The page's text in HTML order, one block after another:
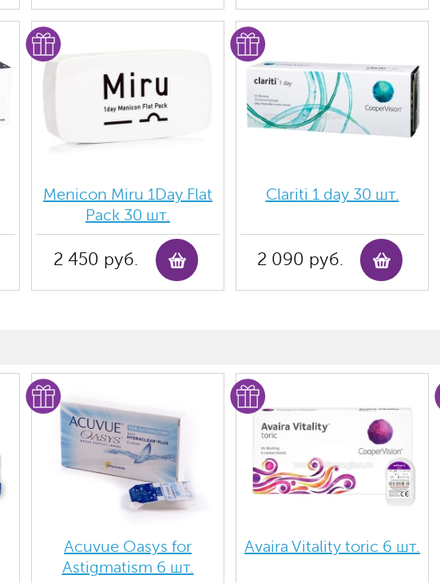
Menicon Miru 1Day Flat
Pack 30 шт.
2 450 руб.
Clariti 1 day 30 шт.
2 090 руб.
Acuvue Oasys for
Astigmatism 6 шт.
Avaira Vitality toric 6 шт.